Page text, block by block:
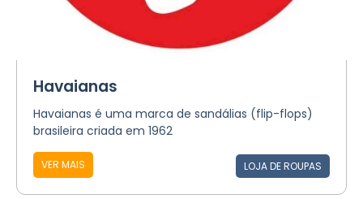
Havaianas
Havaianas é uma marca de sandálias (flip-flops)
brasileira criada em 1962
VER MAIS LOJA DE ROUPAS